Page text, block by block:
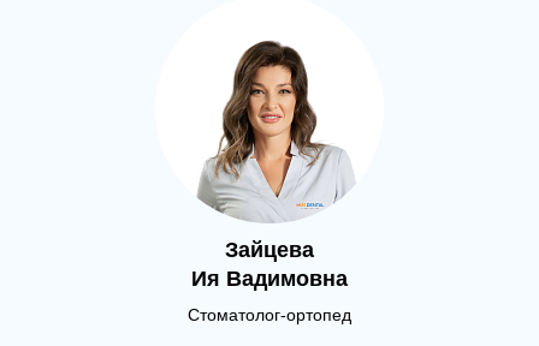
Зайцева
Ия Вадимовна
Стоматолог-ортопед